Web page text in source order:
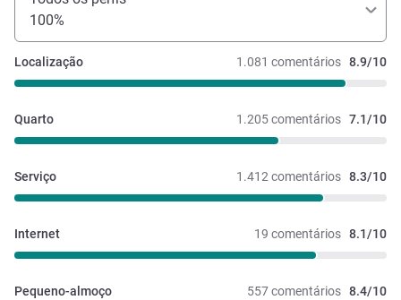
100%
1.081 comentários 8.9/10
Localização
1.205 comentários 7.1/10
Quarto
1.412 comentários 8.3/10
Serviço
19 comentários 8.1/10
Internet
557 comentários 8.4/10
Pequeno-almoço